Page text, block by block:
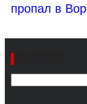
пропал в